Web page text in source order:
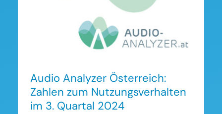
Audio Analyzer Österreich:
Zahlen zum Nutzungsverhalten
im 3. Quartal 2024